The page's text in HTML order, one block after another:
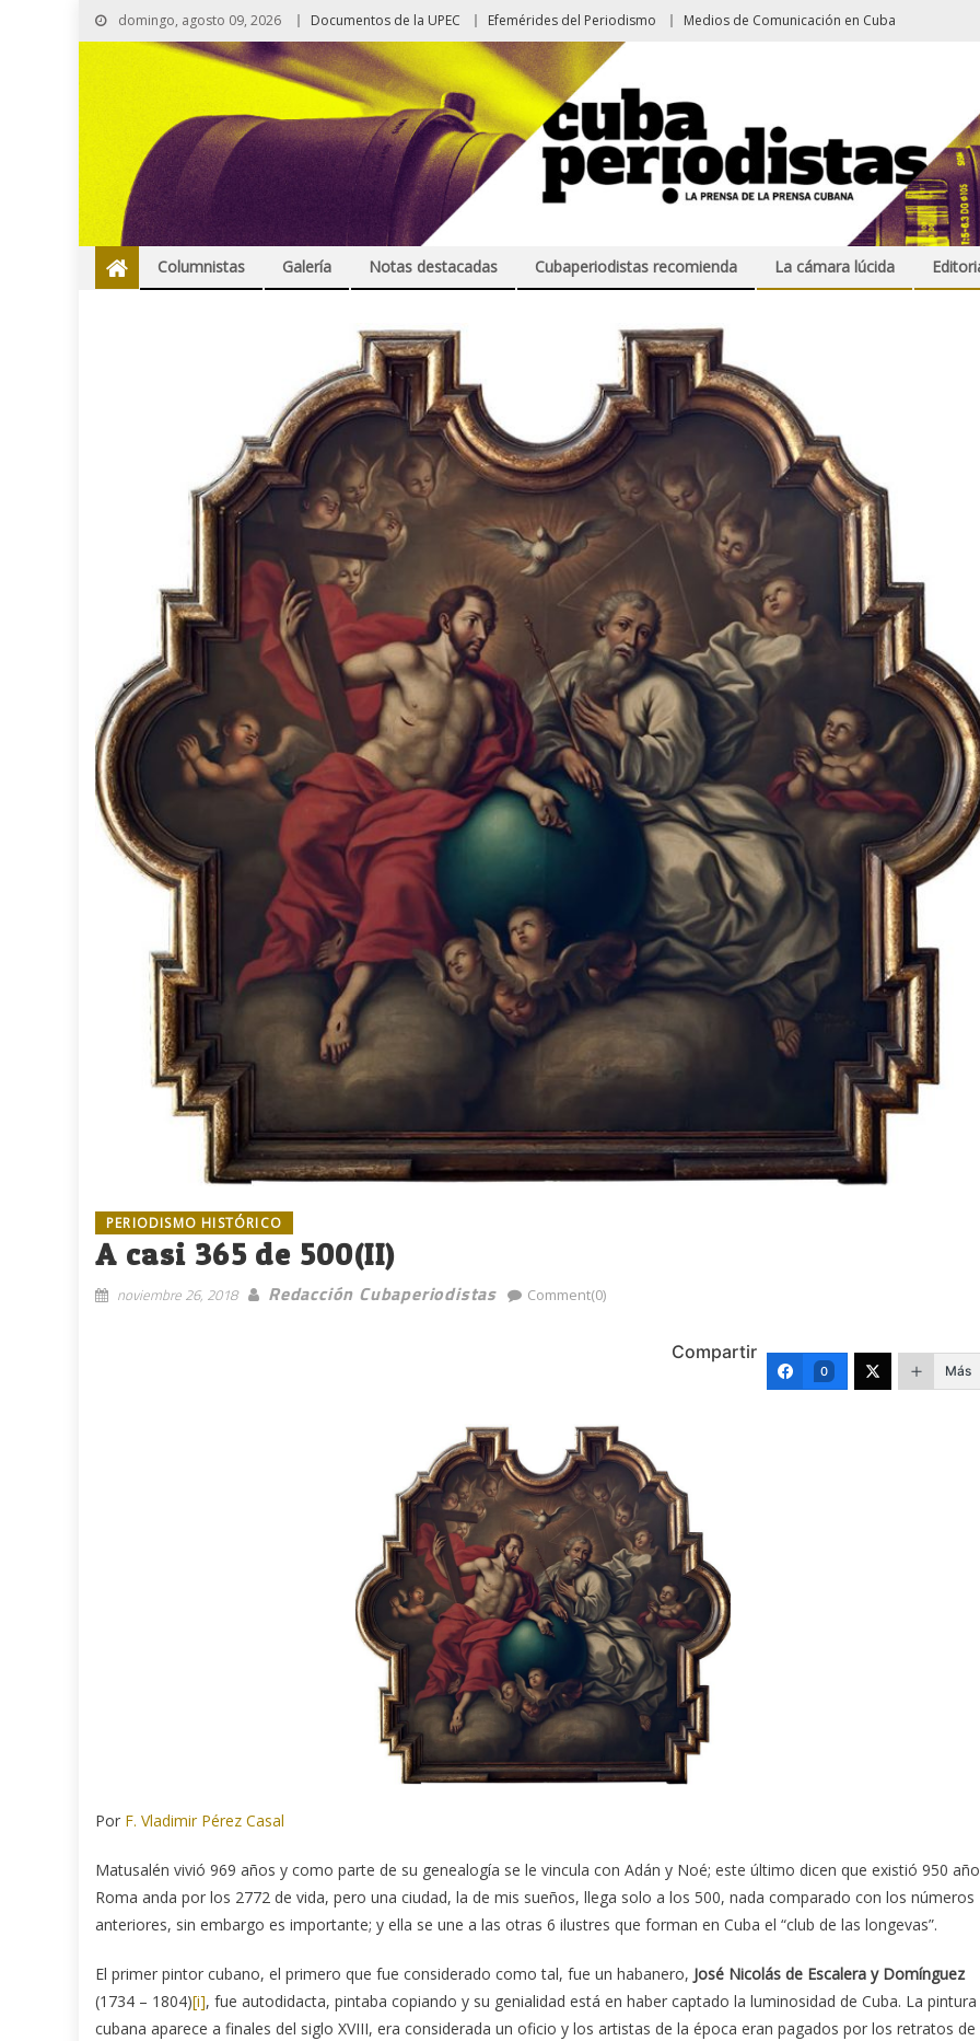
domingo, agosto 09, 2026 Documentos de la UPEC Efemérides del Periodismo Medios de Comunicación en Cuba
Columnistas Galería Notas destacadas Cubaperiodistas recomienda La cámara lúcida
PERIODISMO HISTÓRICO
A casi 365 de 500(II)
noviembre 26, 2018 Redacción Cubaperiodistas Comment(0)
Compartir
0 Más
Por F. Vladimir Pérez Casal
Matusalén vivió 969 años y como parte de su genealogía se le vincula con Adán y Noé; este último dicen que existió 950
Roma anda por los 2772 de vida, pero una ciudad, la de mis sueños, llega solo a los 500, nada comparado con los números
anteriores, sin embargo es importante; y ella se une a las otras 6 ilustres que forman en Cuba el “club de las longevas”.
El primer pintor cubano, el primero que fue considerado como tal, fue un habanero, José Nicolás de Escalera y Domínguez
(1734 – 1804)[i], fue autodidacta, pintaba copiando y su genialidad está en haber captado la luminosidad de Cuba. La pintura
cubana aparece a finales del siglo XVIII, era considerada un oficio y los artistas de la época eran pagados por los retratos de